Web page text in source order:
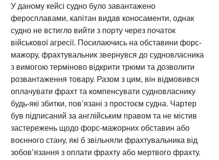
У даному кейсі судно було завантажено
феросплавами, капітан видав коносаменти, однак
судно не встигло вийти з порту через початок
військової агресії. Посилаючись на обставини форс-
мажору, фрахтувальник звернувся до судновласника
з вимогою терміново відкрити трюми та дозволити
розвантаження товару. Разом з цим, він відмовився
оплачувати фрахт та компенсувати судновласнику
будь-які збитки, пов’язані з простоєм судна. Чартер
був підписаний за англійським правом та не містив
застережень щодо форс-мажорних обставин або
воєнного стану, які б звільняли фрахтувальника від
зобов’язання з оплати фрахту або мертвого фрахту.